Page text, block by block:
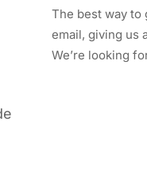
The best way to
email, giving us
We’re looking